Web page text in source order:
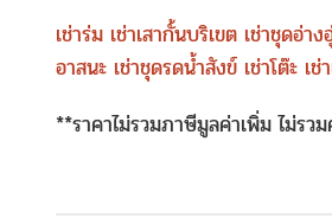
เช่าร่ม เช่าเสากั้นบริเขต เช่าชุดอ่า
อาสนะ เช่าชุดรดน้ำสังข์ เช่าโต๊ะ เช่
**ราคาไม่รวมภาษีมูลค่าเพิ่ม ไม่ร